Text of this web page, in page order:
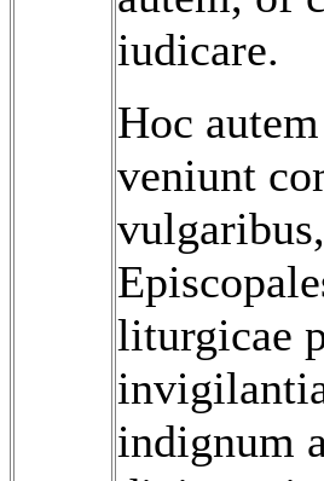
iudicare.
Hoc
veniunt
liturgicae
indignum